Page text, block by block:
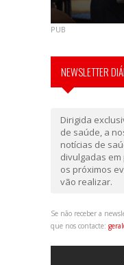
PUB
NEWSLETTER
Dirigida
de saúde, a
notícias de
divulgadas em
os próximos
vão realizar.
Se não receber a
que nos contacte: